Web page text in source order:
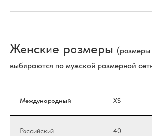
Женские размеры (размеры
выбираются по мужской размерной
Международный XS
Российский 40